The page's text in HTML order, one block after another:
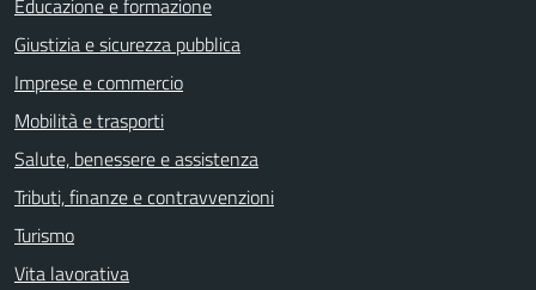
Educazione e formazione
Giustizia e sicurezza pubblica
Imprese e commercio
Mobilità e trasporti
Salute, benessere e assistenza
Tributi, finanze e contravvenzioni
Turismo
Vita lavorativa